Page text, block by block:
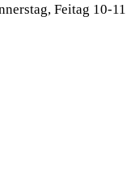
Feitag 10-11